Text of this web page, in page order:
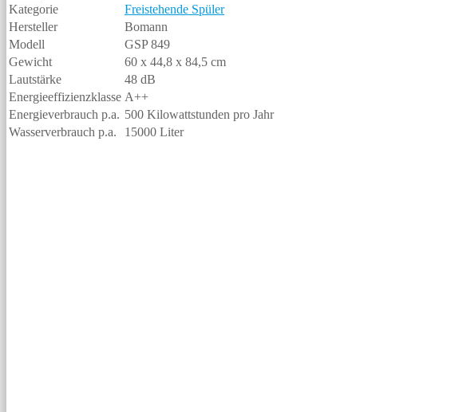
Kategorie
Freistehende Spüler
Hersteller
Bomann
Modell
GSP 849
Gewicht
60 x 44,8 x 84,5 cm
Lautstärke
48 dB
Energieeffizienzklasse A++
Energieverbrauch p.a. 500 Kilowattstunden pro Jahr
Wasserverbrauch p.a.
15000 Liter